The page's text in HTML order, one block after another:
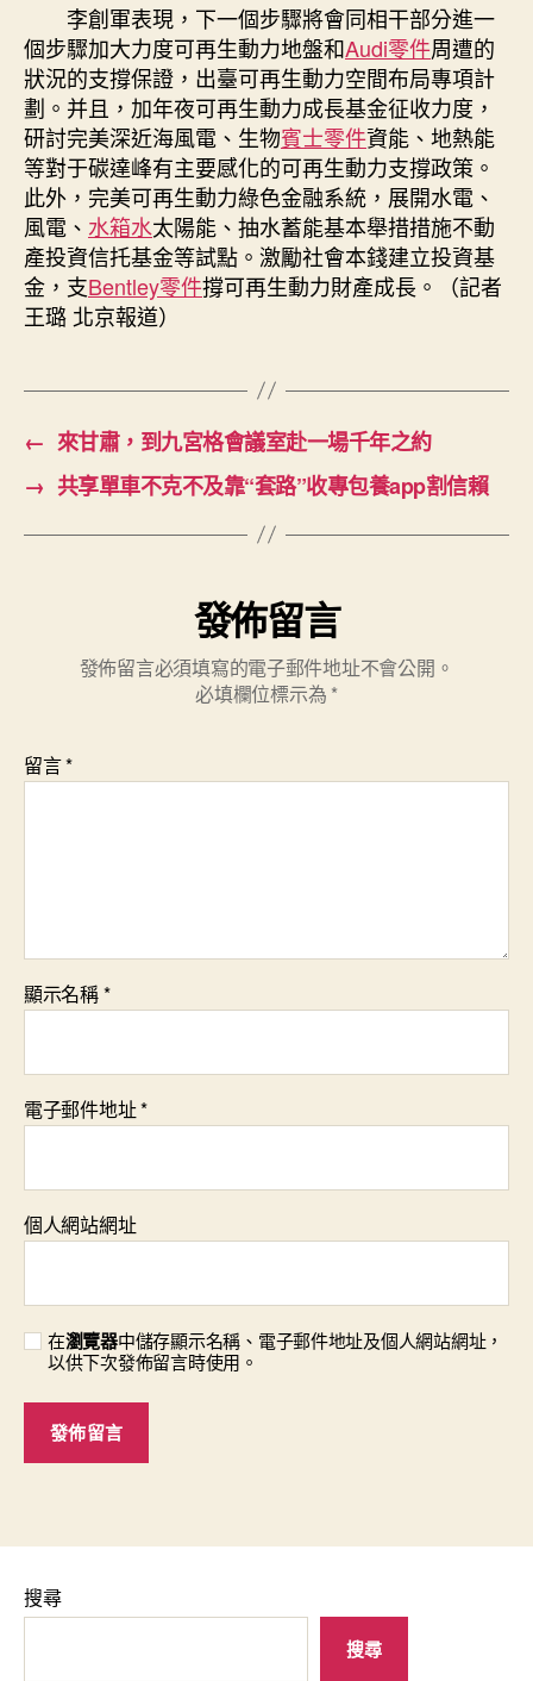
李創軍表現，下一個步驟將會同相干部分進一
個步驟加大力度可再生動力地盤和Audi零件周遭的
狀況的支撐保證，出臺可再生動力空間布局專項計
劃。并且，加年夜可再生動力成長基金征收力度，
研討完美深近海風電、生物賓士零件資能、地熱能
等對于碳達峰有主要感化的可再生動力支撐政策。
此外，完美可再生動力綠色金融系統，展開水電、
風電、 水箱水太陽能、抽水蓄能基本舉措措施不動
產投資信托基金等試點。激勵社會本錢建立投資基
金，支Bentley零件撐可再生動力財產成長。（記者
王璐 北京報道）
← 來甘肅，到九宮格會議室赴一場千年之約
→ 共享單車不克不及靠“套路”收專包養app割信賴
發佈留言
發佈留言必須填寫的電子郵件地址不會公開。
必填欄位標示為 *
留言*
顯示名稱*
電子郵件地址*
個人網站網址
在瀏覽器中儲存顯示名稱、電子郵件地址及個人網站網址，
以供下次發佈留言時使用。
搜尋
搜尋